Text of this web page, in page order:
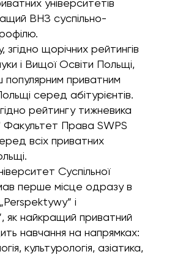
університетів
ВНЗ суспільно-
згідно щорічних рейтингів
і Вищої Освіти Польщі,
популярним приватним
серед абітурієнтів.
рейтингу тижневика
Права SWPS
всіх приватних
Суспільної
перше місце одразу в
i
як найкращий приватний
навчання на напрямках:
культурологія, азіатика,